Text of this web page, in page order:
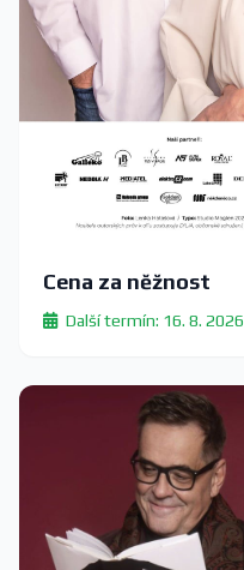
Cena za něžnost
Další termín: 16. 8. 2026